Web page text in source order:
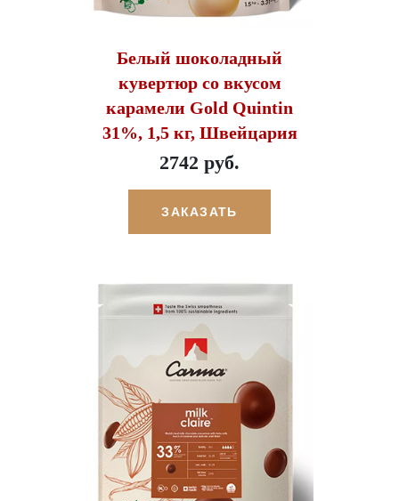
Белый шоколадный
кувертюр со вкусом
карамели Gold Quintin
31%, 1,5 кг, Швейцария
2742 руб.
ЗАКАЗАТЬ